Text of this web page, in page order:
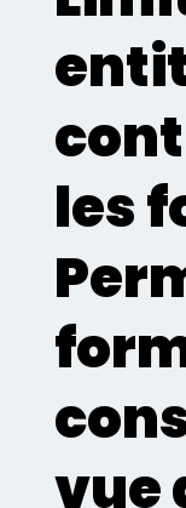
les
vue